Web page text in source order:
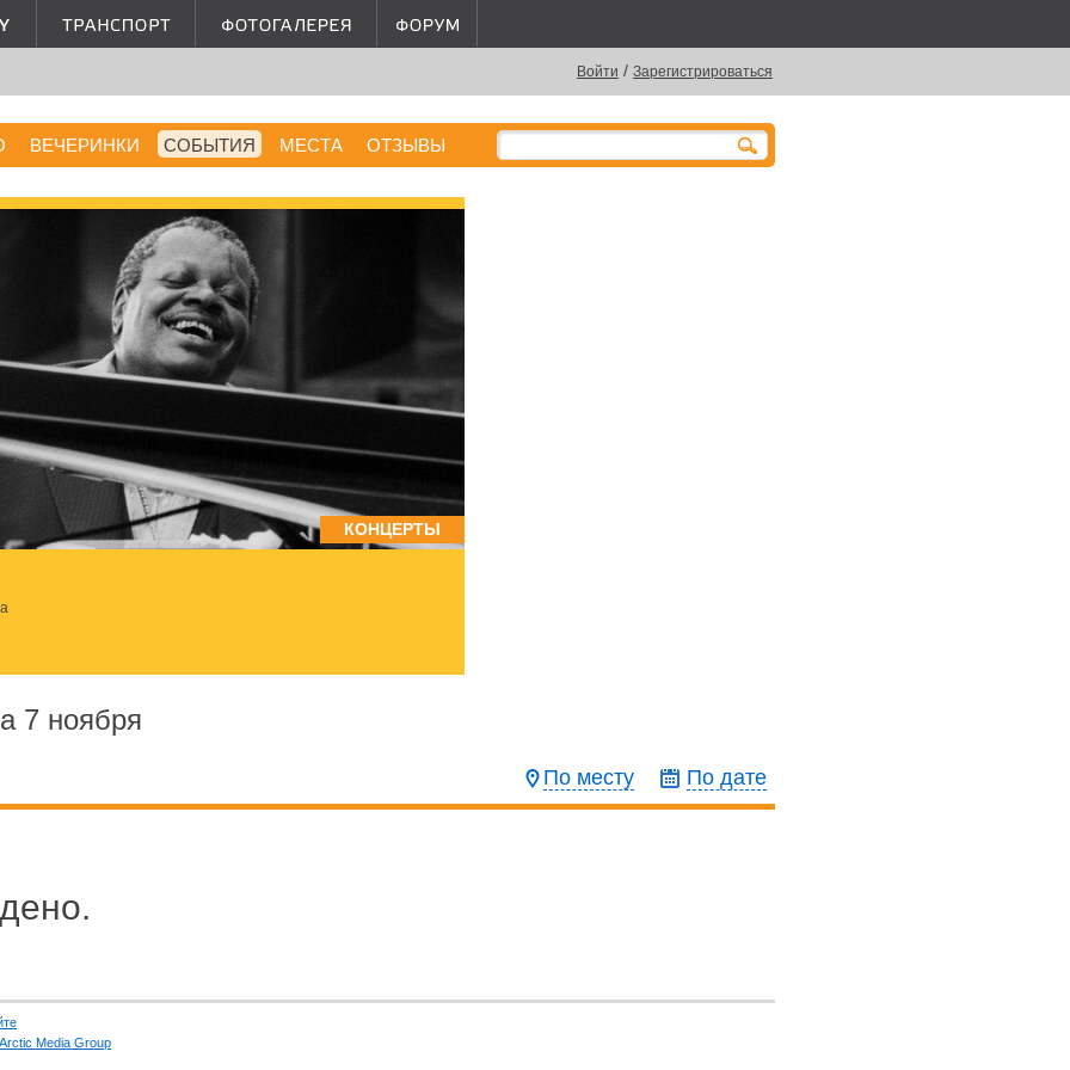
Войти / Зарегистрироваться
ВЕЧЕРИНКИ СОБЫТИЯ МЕСТА ОТЗЫВЫ
КОНЦЕРТЫ
7 ноября
По месту По дате
Arctic Media Group